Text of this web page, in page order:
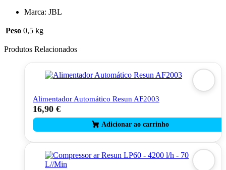
Marca: JBL
Peso 0,5 kg
Produtos Relacionados
Alimentador Automático Resun AF2003
16,90 €